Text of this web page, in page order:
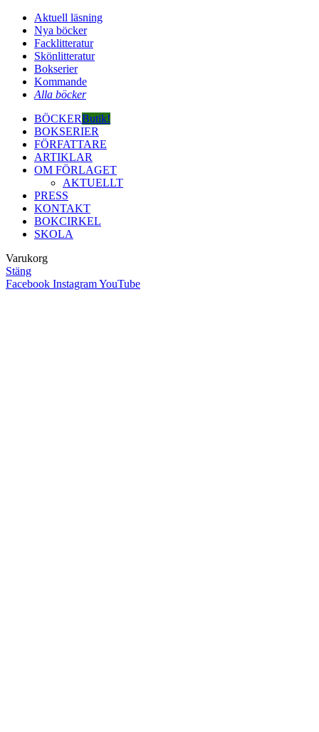
Aktuell läsning
Nya böcker
Facklitteratur
Skönlitteratur
Bokserier
Kommande
Alla böcker
BÖCKERButik!
BOKSERIER
FÖRFATTARE
ARTIKLAR
OM FÖRLAGET
AKTUELLT
PRESS
KONTAKT
BOKCIRKEL
SKOLA
Varukorg
Stäng
Facebook InstagramYouTube